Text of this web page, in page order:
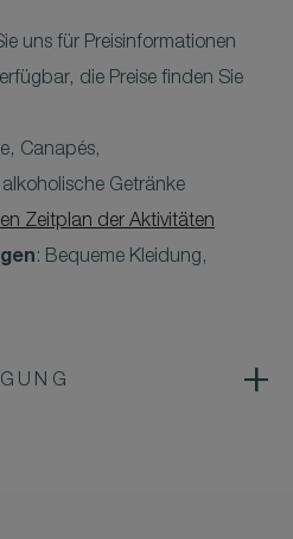
uns für Preisinformationen
die Preise finden Sie
Canapés,
Getränke
Zeitplan der Aktivitäten
: Bequeme Kleidung,